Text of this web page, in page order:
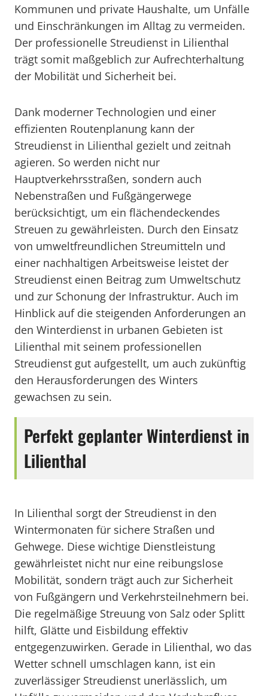
Kommunen und private Haushalte, um Unfälle
und Einschränkungen im Alltag zu vermeiden.
Der professionelle Streudienst in Lilienthal
trägt somit maßgeblich zur Aufrechterhaltung
der Mobilität und Sicherheit bei.
Dank moderner Technologien und einer
effizienten Routenplanung kann der
Streudienst in Lilienthal gezielt und zeitnah
agieren. So werden nicht nur
Hauptverkehrsstraßen, sondern auch
Nebenstraßen und Fußgängerwege
berücksichtigt, um ein flächendeckendes
Streuen zu gewährleisten. Durch den Einsatz
von umweltfreundlichen Streumitteln und
einer nachhaltigen Arbeitsweise leistet der
Streudienst einen Beitrag zum Umweltschutz
und zur Schonung der Infrastruktur. Auch im
Hinblick auf die steigenden Anforderungen an
den Winterdienst in urbanen Gebieten ist
Lilienthal mit seinem professionellen
Streudienst gut aufgestellt, um auch zukünftig
den Herausforderungen des Winters
gewachsen zu sein.
Perfekt geplanter Winterdienst in
Lilienthal
In Lilienthal sorgt der Streudienst in den
Wintermonaten für sichere Straßen und
Gehwege. Diese wichtige Dienstleistung
gewährleistet nicht nur eine reibungslose
Mobilität, sondern trägt auch zur Sicherheit
von Fußgängern und Verkehrsteilnehmern bei.
Die regelmäßige Streuung von Salz oder Splitt
hilft, Glätte und Eisbildung effektiv
entgegenzuwirken. Gerade in Lilienthal, wo das
Wetter schnell umschlagen kann, ist ein
zuverlässiger Streudienst unerlässlich, um